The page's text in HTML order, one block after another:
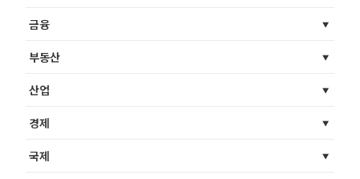
금융
부동산
산업
경제
국제